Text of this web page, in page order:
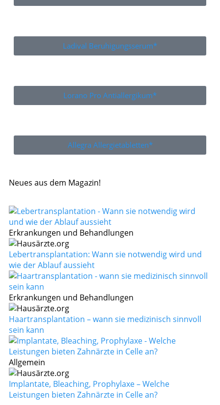
Ladival Beruhigungsserum*
Lorano Pro Antiallergikum*
Allegra Allergietabletten*
Neues aus dem Magazin!
Erkrankungen und Behandlungen
Lebertransplantation: Wann sie notwendig wird und
wie der Ablauf aussieht
Erkrankungen und Behandlungen
Haartransplantation – wann sie medizinisch sinnvoll
sein kann
Allgemein
Implantate, Bleaching, Prophylaxe – Welche
Leistungen bieten Zahnärzte in Celle an?